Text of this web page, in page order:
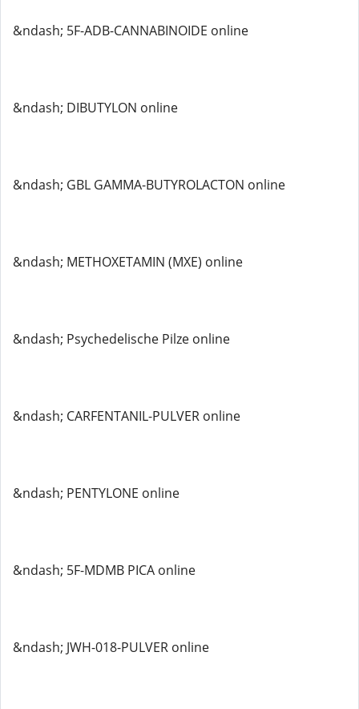
&ndash; 5F-ADB-CANNABINOIDE online
&ndash; DIBUTYLON online
&ndash; GBL GAMMA-BUTYROLACTON online
&ndash; METHOXETAMIN (MXE) online
&ndash; Psychedelische Pilze online
&ndash; CARFENTANIL-PULVER online
&ndash; PENTYLONE online
&ndash; 5F-MDMB PICA online
&ndash; JWH-018-PULVER online